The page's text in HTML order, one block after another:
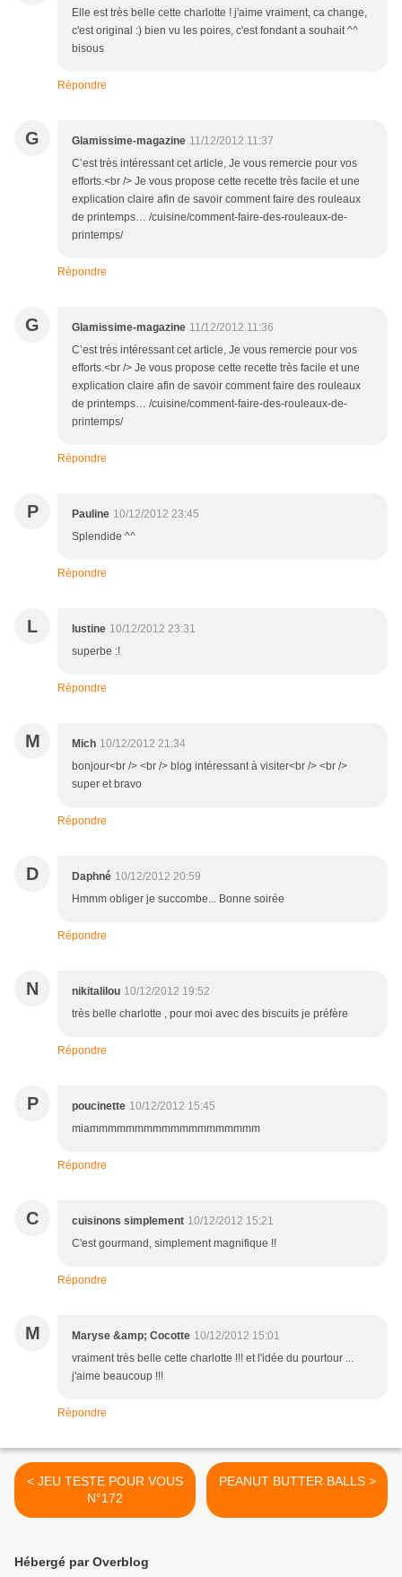
Elle est très belle cette charlotte ! j'aime vraiment, ca change,
c'est original :) bien vu les poires, c'est fondant a souhait ^^
bisous
Répondre
G Glamissime-magazine 11/12/2012 11:37
C’est très intéressant cet article, Je vous remercie pour vos
efforts.<br /> Je vous propose cette recette très facile et une
explication claire afin de savoir comment faire des rouleaux
de printemps… /cuisine/comment-faire-des-rouleaux-de-
printemps/
Répondre
G Glamissime-magazine 11/12/2012 11:36
C’est très intéressant cet article, Je vous remercie pour vos
efforts.<br /> Je vous propose cette recette très facile et une
explication claire afin de savoir comment faire des rouleaux
de printemps… /cuisine/comment-faire-des-rouleaux-de-
printemps/
Répondre
P Pauline 10/12/2012 23:45
Splendide ^^
Répondre
L lustine 10/12/2012 23:31
superbe :!
Répondre
M Mich 10/12/2012 21:34
bonjour<br /> <br /> blog intéressant à visiter<br /> <br />
super et bravo
Répondre
D Daphné 10/12/2012 20:59
Hmmm obliger je succombe... Bonne soirée
Répondre
N nikitalilou 10/12/2012 19:52
très belle charlotte , pour moi avec des biscuits je préfère
Répondre
P poucinette 10/12/2012 15:45
miammmmmmmmmmmmmmmmmmm
Répondre
C cuisinons simplement 10/12/2012 15:21
C'est gourmand, simplement magnifique !!
Répondre
M Maryse &amp; Cocotte 10/12/2012 15:01
vraiment très belle cette charlotte !!! et l'idée du pourtour ...
j'aime beaucoup !!!
Répondre
< JEU TESTE POUR VOUS
N°172
PEANUT BUTTER BALLS >
Hébergé par Overblog